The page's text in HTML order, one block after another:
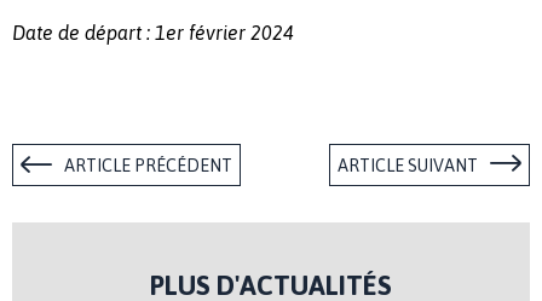
Date de départ : 1er février 2024
ARTICLE PRÉCÉDENT ARTICLE SUIVANT
PLUS D'ACTUALITÉS